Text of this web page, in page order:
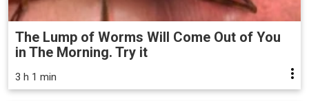
The Lump of Worms Will Come Out of You
in The Morning. Try it
3 h 1 min